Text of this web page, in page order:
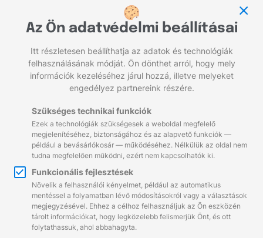
Költségmegtakarítás
Ha tőlünk vásárol, a nyomtatási költségei akár 70%-
Minden raktáron
A raktáron lévő árukat a megrendelés napján
késedelem nélkül útnak indítjuk, akár másnapi
házhozszállítással.
Az Ön adatvédelmi beállításai
Itt részletesen beállíthatja az adatok és technológiák
felhasználásának módját. Ön dönthet arról, hogy mely
információk kezeléséhez járul hozzá, illetve melyeket
engedélyez partnereink részére.
Szükséges technikai funkciók
Ezek a technológiák szükségesek a weboldal megfelelő
megjelenítéséhez, biztonságához és az alapvető funkciók —
például a bevásárlókosár — működéséhez. Nélkülük az oldal nem
tudna megfelelően működni, ezért nem kapcsolhatók ki.
Funkcionális fejlesztések
Növelik a felhasználói kényelmet, például az automatikus
mentéssel a folyamatban lévő módosításokról vagy a választások
megjegyzésével. Ehhez a célhoz felhasználjuk az Ön eszközén
tárolt információkat, hogy legközelebb felismerjük Önt, és ott
folytathassuk, ahol abbahagyta.